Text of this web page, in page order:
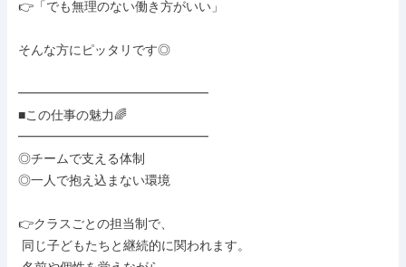
👉「でも無理のない働き方がいい」
そんな方にピッタリです◎
━━━━━━━━━━━━━━━
■この仕事の魅力🌈
━━━━━━━━━━━━━━━
◎チームで支える体制
◎一人で抱え込まない環境
👉クラスごとの担当制で、